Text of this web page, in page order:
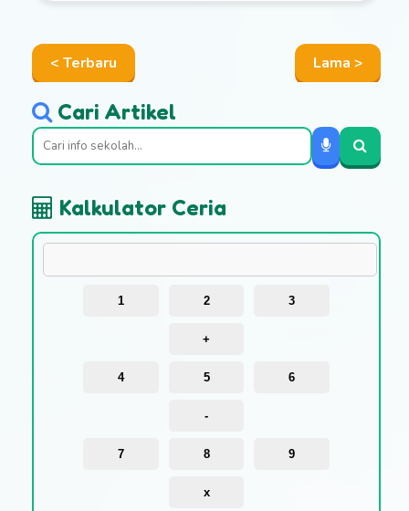
< Terbaru Lama >
Cari Artikel
Kalkulator Ceria
1 2 3
+
4 5 6
-
7 8 9
x